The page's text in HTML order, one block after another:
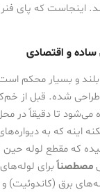
اینجاست که پای فنر
و اقتصادی
و بسیار محکم
شده. قبل از
می‌شود تا دقیقاً در
اینه که به
که مقطع لوله
مصطصناًبرای
برق (کاندوئیت)